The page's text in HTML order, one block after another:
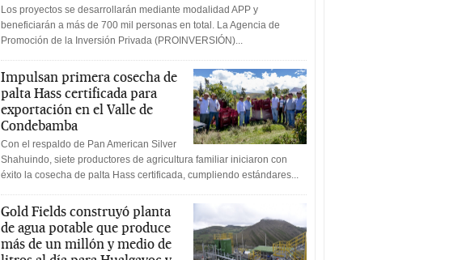
Los proyectos se desarrollarán mediante modalidad APP y
beneficiarán a más de 700 mil personas en total. La Agencia de
Promoción de la Inversión Privada (PROINVERSIÓN)...
Impulsan primera cosecha de
palta Hass certificada para
exportación en el Valle de
Condebamba
Con el respaldo de Pan American Silver
Shahuindo, siete productores de agricultura familiar iniciaron con
éxito la cosecha de palta Hass certificada, cumpliendo estándares...
Gold Fields construyó planta
de agua potable que produce
más de un millón y medio de